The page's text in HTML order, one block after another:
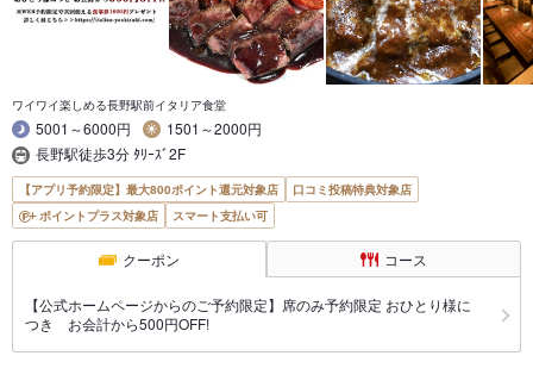
ワイワイ楽しめる長野駅前イタリア食堂
5001～6000円
1501～2000円
長野駅徒歩3分 ﾀﾘｰｽﾞ2F
【アプリ予約限定】最大800ポイント還元対象店
口コミ投稿特典対象店
ポイントプラス対象店
スマート支払い可
クーポン コース
【公式ホームページからのご予約限定】席のみ予約限定 おひとり様に
つき お会計から500円OFF!